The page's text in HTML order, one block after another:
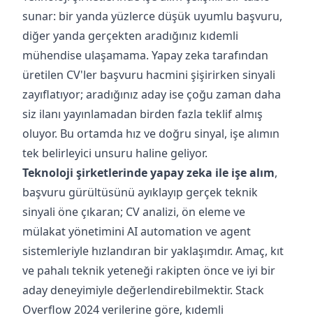
sunar: bir yanda yüzlerce düşük uyumlu başvuru,
diğer yanda gerçekten aradığınız kıdemli
mühendise ulaşamama. Yapay zeka tarafından
üretilen CV'ler başvuru hacmini şişirirken sinyali
zayıflatıyor; aradığınız aday ise çoğu zaman daha
siz ilanı yayınlamadan birden fazla teklif almış
oluyor. Bu ortamda hız ve doğru sinyal, işe alımın
tek belirleyici unsuru haline geliyor.
Teknoloji şirketlerinde yapay zeka ile işe alım,
başvuru gürültüsünü ayıklayıp gerçek teknik
sinyali öne çıkaran; CV analizi, ön eleme ve
mülakat yönetimini AI automation ve agent
sistemleriyle hızlandıran bir yaklaşımdır. Amaç, kıt
ve pahalı teknik yeteneği rakipten önce ve iyi bir
aday deneyimiyle değerlendirebilmektir. Stack
Overflow 2024 verilerine göre, kıdemli